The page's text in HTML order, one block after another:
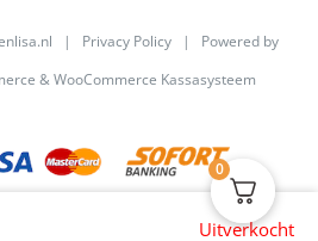
Uitverkocht
| Privacy Policy | Powered by
&WooCommerce Kassasysteem
0